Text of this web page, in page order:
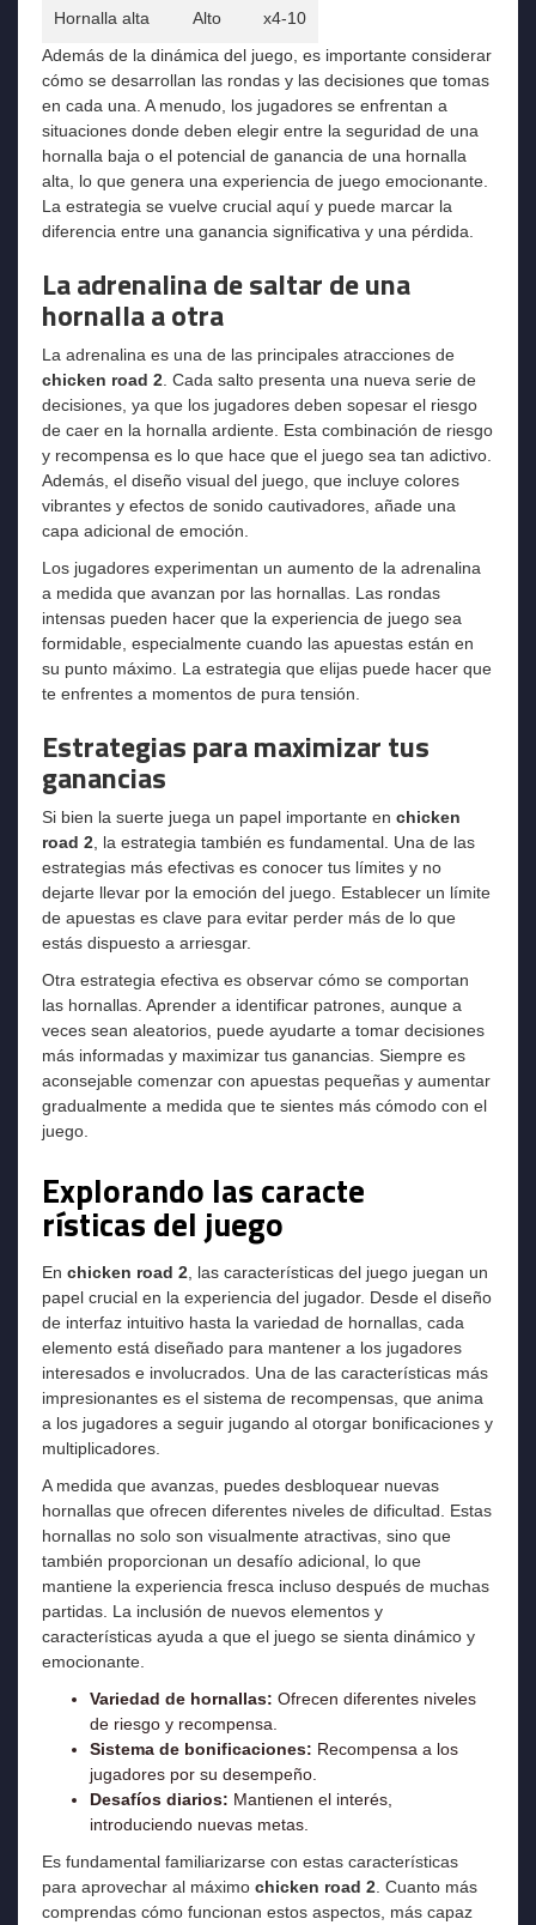
Hornalla alta Alto
x4-10
Además de la dinámica del juego, es importante considerar
cómo se desarrollan las rondas y las decisiones que tomas
en cada una. A menudo, los jugadores se enfrentan a
situaciones donde deben elegir entre la seguridad de una
hornalla baja o el potencial de ganancia de una hornalla
alta, lo que genera una experiencia de juego emocionante.
La estrategia se vuelve crucial aquí y puede marcar la
diferencia entre una ganancia significativa y una pérdida.
La adrenalina de saltar de una
hornalla a otra
La adrenalina es una de las principales atracciones de
chicken road 2 . Cada salto presenta una nueva serie de
decisiones, ya que los jugadores deben sopesar el riesgo
de caer en la hornalla ardiente. Esta combinación de riesgo
y recompensa es lo que hace que el juego sea tan adictivo.
Además, el diseño visual del juego, que incluye colores
vibrantes y efectos de sonido cautivadores, añade una
capa adicional de emoción.
Los jugadores experimentan un aumento de la adrenalina
a medida que avanzan por las hornallas. Las rondas
intensas pueden hacer que la experiencia de juego sea
formidable, especialmente cuando las apuestas están en
su punto máximo. La estrategia que elijas puede hacer que
te enfrentes a momentos de pura tensión.
Estrategias para maximizar tus
ganancias
Si bien la suerte juega un papel importante en chicken
road 2 , la estrategia también es fundamental. Una de las
estrategias más efectivas es conocer tus límites y no
dejarte llevar por la emoción del juego. Establecer un límite
de apuestas es clave para evitar perder más de lo que
estás dispuesto a arriesgar.
Otra estrategia efectiva es observar cómo se comportan
las hornallas. Aprender a identificar patrones, aunque a
veces sean aleatorios, puede ayudarte a tomar decisiones
más informadas y maximizar tus ganancias. Siempre es
aconsejable comenzar con apuestas pequeñas y aumentar
gradualmente a medida que te sientes más cómodo con el
juego.
Explorando las caracte
rísticas del juego
En chicken road 2 , las características del juego juegan un
papel crucial en la experiencia del jugador. Desde el diseño
de interfaz intuitivo hasta la variedad de hornallas, cada
elemento está diseñado para mantener a los jugadores
interesados e involucrados. Una de las características más
impresionantes es el sistema de recompensas, que anima
a los jugadores a seguir jugando al otorgar bonificaciones y
multiplicadores.
A medida que avanzas, puedes desbloquear nuevas
hornallas que ofrecen diferentes niveles de dificultad. Estas
hornallas no solo son visualmente atractivas, sino que
también proporcionan un desafío adicional, lo que
mantiene la experiencia fresca incluso después de muchas
partidas. La inclusión de nuevos elementos y
características ayuda a que el juego se sienta dinámico y
emocionante.
Variedad de hornallas: Ofrecen diferentes niveles
de riesgo y recompensa.
Sistema de bonificaciones: Recompensa a los
jugadores por su desempeño.
Desafíos diarios: Mantienen el interés,
introduciendo nuevas metas.
Es fundamental familiarizarse con estas características
para aprovechar al máximo chicken road 2 . Cuanto más
comprendas cómo funcionan estos aspectos, más capaz